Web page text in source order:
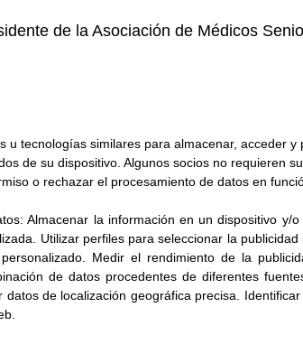
de la Asociación de Médicos
u tecnologías similares para almacenar, acceder
de su dispositivo. Algunos socios no requieren
o rechazar el procesamiento de datos en
Almacenar la información en un dispositivo y/
Utilizar perfiles para seleccionar la publicidad
. Medir el rendimiento de la
de datos procedentes de diferentes
datos de localización geográfica precisa